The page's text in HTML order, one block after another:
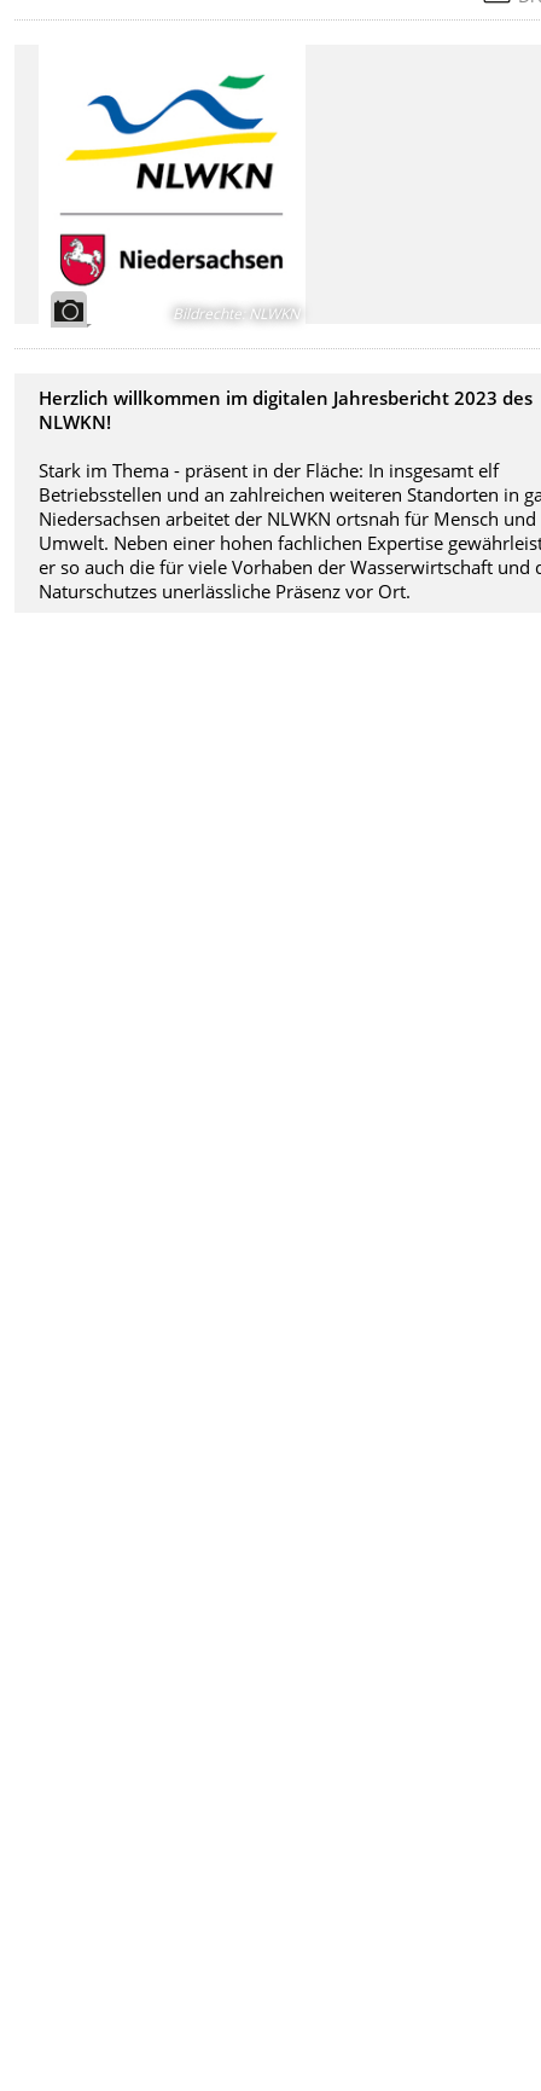
Bildrechte: NLWKN
Herzlich willkommen im digitalen Jahresbericht 2023 des
NLWKN!
Stark im Thema - präsent in der Fläche: In insgesamt elf
Betriebsstellen und an zahlreichen weiteren Standorten in
Niedersachsen arbeitet der NLWKN ortsnah für Mensch und
Umwelt. Neben einer hohen fachlichen Expertise
er so auch die für viele Vorhaben der Wasserwirtschaft und
Naturschutzes unerlässliche Präsenz vor Ort.